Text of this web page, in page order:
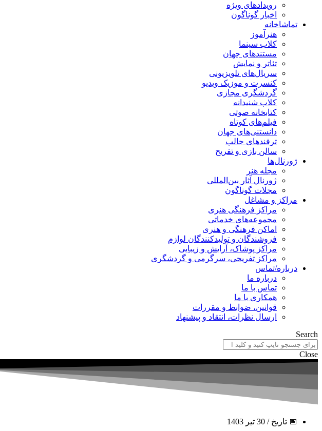
رویدادهای ویژه
اخبار گوناگون
تماشاخانه
هنرآموز
کلاب سینما
مستندهای جهان
تئاتر و نمایش
سریال‌های تلویزیونی
کنسرت و موزیک ویدیو
گردشگری مجازی
کلاب شنیدانه
کتابخانه صوتی
فیلم‌های کوتاه
دانستنی‌های جهان
ترفندهای جالب
سالن بازی و تفریح
ژورنال‌ها
مجله هنر
ژورنال آثار بین‌المللی
مجلات گوناگون
مراکز و مشاغل
مراکز فرهنگی هنری
مجموعه‌های خدماتی
اماکن فرهنگی و هنری
فروشندگان و تولیدکنندگان لوازم
مراکز پوشاک، آرایش و زیبایی
مراکز تفریحی، سرگرمی و گردشگری
درباره/تماس
درباره ما
تماس با ما
همکاری با ما
قوانین، ضوابط و مقررات
ارسال نظرات، انتقاد و پیشنهاد
Search
Close
📅 تاریخ / 30 تیر 1403